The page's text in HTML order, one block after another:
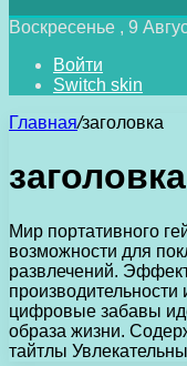
Воскресенье , 9
Войти
Switch skin
Главная/заголовка
заголовка
Мир портативного
возможности для
развлечений.
производительности
цифровые забавы
образа жизни.
тайтлы